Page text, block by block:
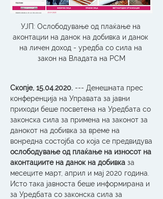
УЈП: Ослободување од плаќање на
аконтации на данок на добивка и данок
на личен доход - уредба со сила на
закон на Владата на РСМ
Скопје, 15.04.2020. --- Денешната прес
конференција на Управата за јавни
приходи беше посветена на Уредбата со
законска сила за примена на законот за
данокот на добивка за време на
ослободување од плаќање на износот на
аконтациите на данок на добивка за
месеците март, април и мај 2020 година.
Исто така јавноста беше информирана и
за Уредбата со законска сила за